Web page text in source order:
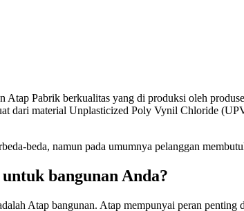
Atap Pabrik berkualitas yang di produksi oleh
dari material Unplasticized Poly Vynil Chloride
beda, namun pada umumnya pelanggan
bangunan Anda?
Atap bangunan. Atap mempunyai peran